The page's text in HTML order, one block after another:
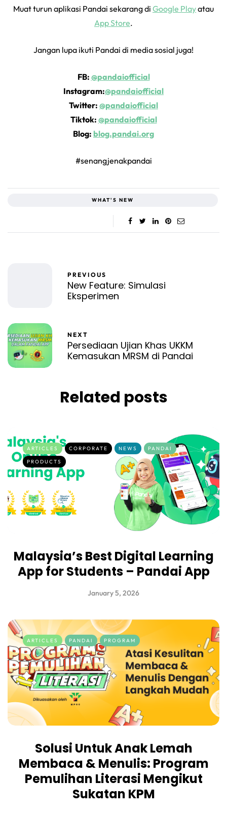
Muat turun aplikasi Pandai sekarang di Google Playatau
App Store.
Jangan lupa ikuti Pandai di media sosial juga!
FB: @pandaiofficial
Instagram:@pandaiofficial
Twitter: @pandaiofficial
Tiktok: @pandaiofficial
Blog: blog.pandai.org
#senangjenakpandai
WHAT'S NEW
PREVIOUS
New Feature: Simulasi
Eksperimen
NEXT
Persediaan Ujian Khas UKKM
Kemasukan MRSM di Pandai
Related posts
ARTICLES CORPORATE NEWS
PANDAI
PRODUCTS
Malaysia’s Best Digital Learning
App for Students – Pandai App
January 5, 2026
ARTICLES PANDAI PROGRAM
Solusi Untuk Anak Lemah
Membaca & Menulis: Program
Pemulihan Literasi Mengikut
Sukatan KPM